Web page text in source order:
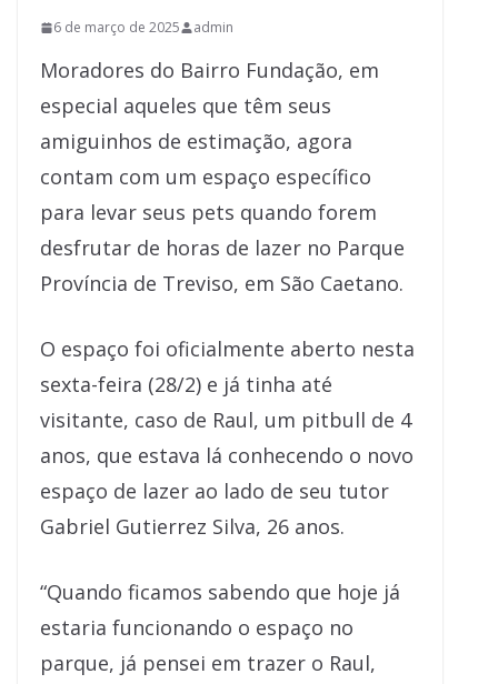
6 de março de 2025 admin
Moradores do Bairro Fundação, em
especial aqueles que têm seus
amiguinhos de estimação, agora
contam com um espaço específico
para levar seus pets quando forem
desfrutar de horas de lazer no Parque
Província de Treviso, em São Caetano.
O espaço foi oficialmente aberto nesta
sexta-feira (28/2) e já tinha até
visitante, caso de Raul, um pitbull de 4
anos, que estava lá conhecendo o novo
espaço de lazer ao lado de seu tutor
Gabriel Gutierrez Silva, 26 anos.
“Quando ficamos sabendo que hoje já
estaria funcionando o espaço no
parque, já pensei em trazer o Raul,